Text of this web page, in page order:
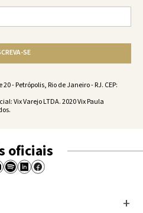
SE
- Petrópolis, Rio de Janeiro - RJ. CEP:
Vix Varejo LTDA. 2020 Vix Paula
oficiais
+